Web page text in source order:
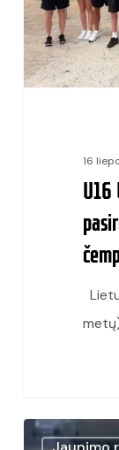
Europos
čempionatui
16
U20